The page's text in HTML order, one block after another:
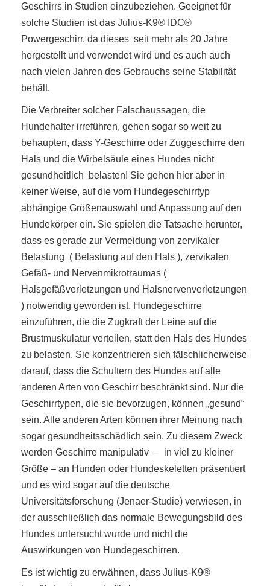
Geschirrs in Studien einzubeziehen. Geeignet für
solche Studien ist das Julius-K9® IDC®
Powergeschirr, da dieses seit mehr als 20 Jahre
hergestellt und verwendet wird und es auch auch
nach vielen Jahren des Gebrauchs seine Stabilität
behält.
Die Verbreiter solcher Falschaussagen, die
Hundehalter irreführen, gehen sogar so weit zu
behaupten, dass Y-Geschirre oder Zuggeschirre den
Hals und die Wirbelsäule eines Hundes nicht
gesundheitlich belasten! Sie gehen hier aber in
keiner Weise, auf die vom Hundegeschirrtyp
abhängige Größenauswahl und Anpassung auf den
Hundekörper ein. Sie spielen die Tatsache herunter,
dass es gerade zur Vermeidung von zervikaler
Belastung ( Belastung auf den Hals ), zervikalen
Gefäß- und Nervenmikrotraumas (
Halsgefäßverletzungen und Halsnervenverletzungen
) notwendig geworden ist, Hundegeschirre
einzuführen, die die Zugkraft der Leine auf die
Brustmuskulatur verteilen, statt den Hals des Hundes
zu belasten. Sie konzentrieren sich fälschlicherweise
darauf, dass die Schultern des Hundes auf alle
anderen Arten von Geschirr beschränkt sind. Nur die
Geschirrtypen, die sie bevorzugen, können „gesund“
sein. Alle anderen Arten können ihrer Meinung nach
sogar gesundheitsschädlich sein. Zu diesem Zweck
werden Geschirre manipulativ – in viel zu kleiner
Größe – an Hunden oder Hundeskeletten präsentiert
und es wird sogar auf die deutsche
Universitätsforschung (Jenaer-Studie) verwiesen, in
der ausschließlich das normale Bewegungsbild des
Hundes untersucht wurde und nicht die
Auswirkungen von Hundegeschirren.
Es ist wichtig zu erwähnen, dass Julius-K9®